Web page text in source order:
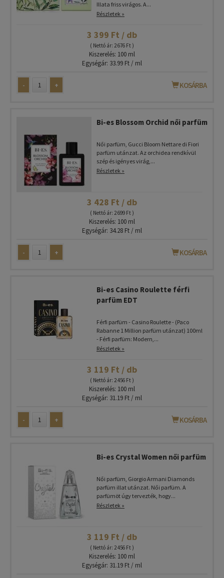
Illata friss virágos. A...
Részletek »
3 399 Ft / db
( Nettó ár: 2 676 Ft )
Kiszerelés: 100 ml
Egységár: 33.99 Ft / ml
- + KOSÁRBA
Bi-es Blossom Orchid női parfüm
Női parfüm, Gucci Bloom Nettare di Fiori
parfüm utánzat. Az orchidea rendkívül
szép és igényes virág,...
Részletek »
3 428 Ft / db
( Nettó ár: 2 699 Ft )
Kiszerelés: 100 ml
Egységár: 34.28 Ft / ml
- + KOSÁRBA
Bi-es Casino Roulette férfi
parfüm EDT
Férfi parfüm - Casino Roulette - (Paco
Rabanne 1 Million parfüm utánzat) 100ml
- Férfi parfüm: Modern,...
Részletek »
3 119 Ft / db
( Nettó ár: 2 456 Ft )
Kiszerelés: 100 ml
Egységár: 31.19 Ft / ml
- + KOSÁRBA
Bi-es Crystal Women női parfüm
Női parfüm, Giorgio Armani Diamonds
parfüm illat utánzat. Női parfüm. A
parfümöt úgy tervezték, hogy...
Részletek »
3 119 Ft / db
( Nettó ár: 2 456 Ft )
Kiszerelés: 100 ml
Egységár: 31.19 Ft / ml